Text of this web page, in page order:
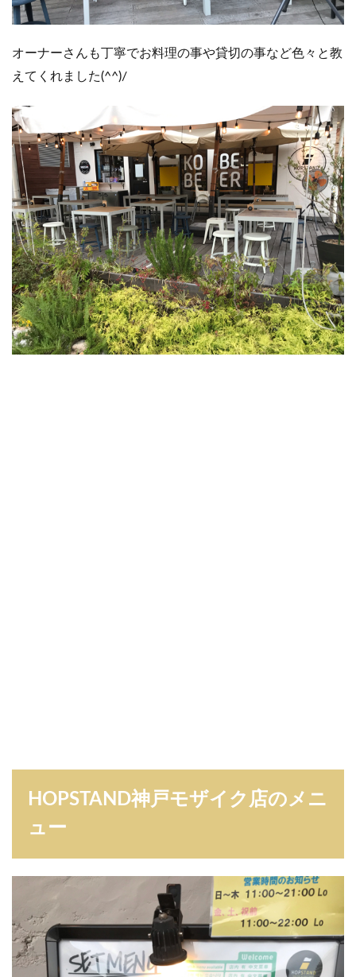
オーナーさんも丁寧でお料理の事や貸切の事など色々と教
えてくれました(^^)/
HOPSTAND神戸モザイク店のメニ
ュー